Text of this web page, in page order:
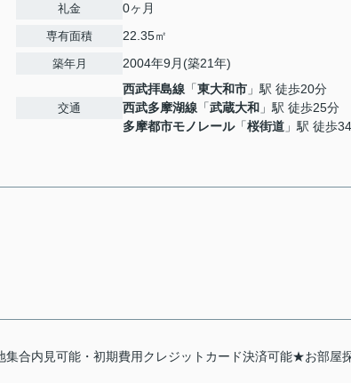
礼金 0ヶ月
専有面積 22.35㎡
築年月 2004年9月(築21年)
交通
西武拝島線 「東大和市 」駅 徒歩20分
西武多摩湖線 「武蔵大和 」駅 徒歩25分
多摩都市モノレール「桜街道 」駅 徒歩
集合内見可能・初期費用クレジットカード決済可能★お部屋